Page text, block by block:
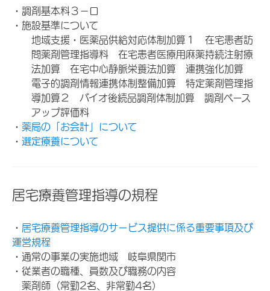
・調剤基本料３－ロ
・施設基準について
地域支援・医薬品供給対応体制加算１ 在宅患者訪
問薬剤管理指導料 在宅患者医療用麻薬持続注射療
法加算 在宅中心静脈栄養法加算 連携強化加算
電子的調剤情報連携体制整備加算 特定薬剤管理指
導加算２ バイオ後続品調剤体制加算 調剤ベース
アップ評価料
・ 薬局の「お会計」について
・ 選定療養について
居宅療養管理指導の規程
・ 居宅療養管理指導のサービス提供に係る重要事項及び
運営規程
・通常の事業の実施地域 岐阜県関市
・従業者の職種、員数及び職務の内容
薬剤師（常勤2名、非常勤4名）